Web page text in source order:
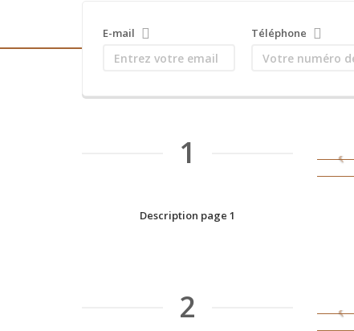
E-mail Téléphone
1
Description page 1
2